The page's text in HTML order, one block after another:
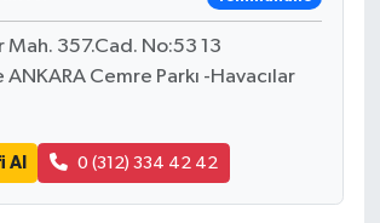
357.Cad. No:53 13
Cemre Parkı -Havacılar
Al 0 (312) 334 42 42